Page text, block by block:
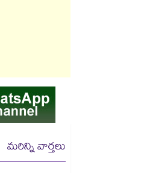
మరిన్ని వార్తలు